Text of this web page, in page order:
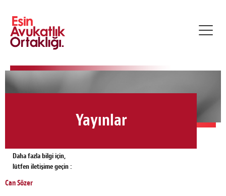
Yayınlar
Daha fazla bilgi için,
lütfen iletişime geçin :
Can Sözer